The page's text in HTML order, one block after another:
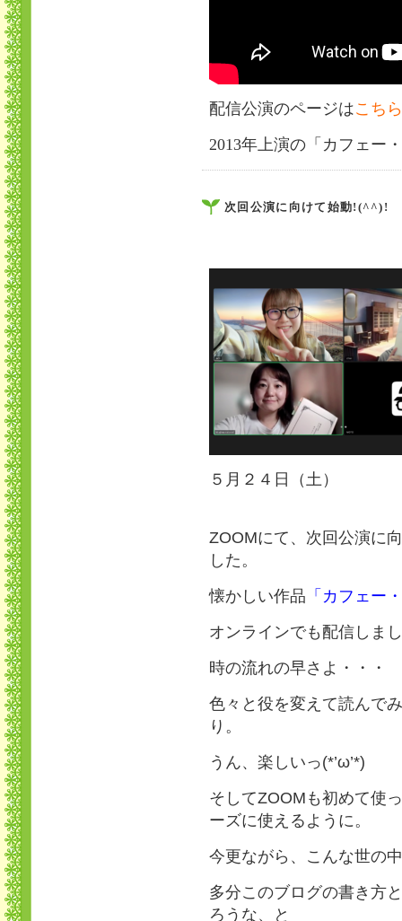
配信公演のページはこちら
2013年上演の「カフェー
次回公演に向けて始動!(^^)!
５月２４日（土）
ZOOMにて、次回公演に
した。
懐かしい作品 「カフェー
オンラインでも配信しま
時の流れの早さよ・・・
色々と役を変えて読んで
り。
うん、楽しいっ(*’ω’*)
そしてZOOMも初めて使
ーズに使えるように。
今更ながら、こんな世の
多分このブログの書き方
ろうな、と